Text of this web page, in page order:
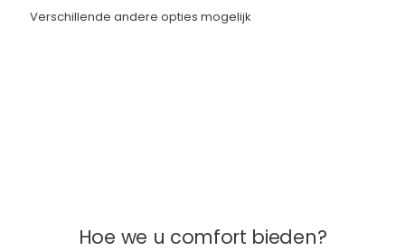
Verschillende andere opties mogelijk
Hoe we u comfort bieden?